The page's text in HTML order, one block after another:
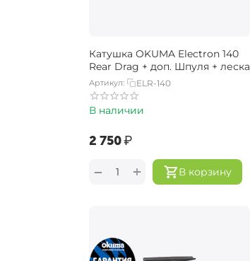
Катушка OKUMA Electron 140
Rear Drag + доп. Шпуля + леска
Артикул: ELR-140
В наличии
‍2 750‍₽
В корзину
+
−